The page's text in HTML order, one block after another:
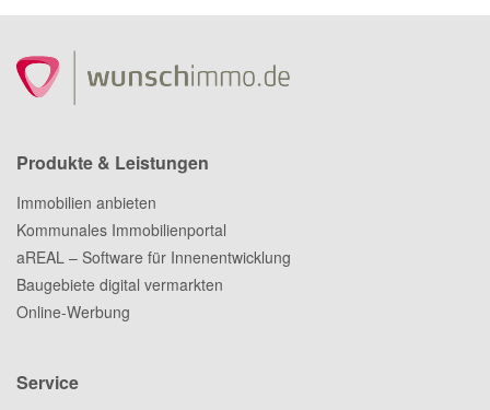
Produkte & Leistungen
Immobilien anbieten
Kommunales Immobilienportal
aREAL – Software für Innenentwicklung
Baugebiete digital vermarkten
Online-Werbung
Service